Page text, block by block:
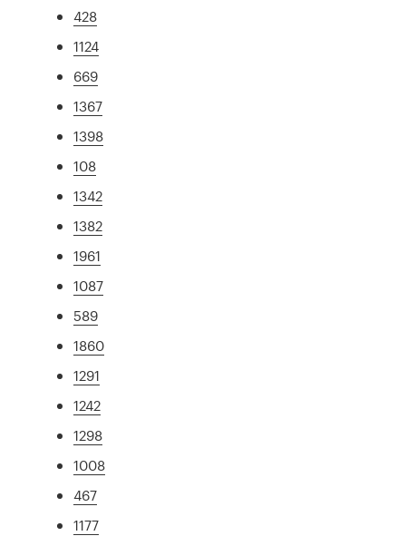
428
1124
669
1367
1398
108
1342
1382
1961
1087
589
1860
1291
1242
1298
1008
467
1177